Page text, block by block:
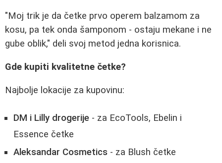
"Moj trik je da četke prvo operem balzamom za
kosu, pa tek onda šamponom - ostaju mekane i ne
gube oblik," deli svoj metod jedna korisnica.
Gde kupiti kvalitetne četke?
Najbolje lokacije za kupovinu:
DM i Lilly drogerije - za EcoTools, Ebelin i
Essence četke
Aleksandar Cosmetics - za Blush četke